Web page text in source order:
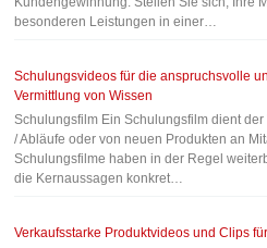
besonderen Leistungen in einer…
Schulungsvideos für die anspruchsvolle
Vermittlung von Wissen
Schulungsfilm Ein Schulungsfilm dient
/ Abläufe oder von neuen Produkten an
Schulungsfilme haben in der Regel
die Kernaussagen konkret…
Verkaufsstarke Produktvideos und Clips